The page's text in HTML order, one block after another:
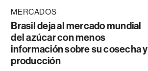
MERCADOS
Brasil deja al mercado mundial
del azúcar con menos
información sobre su cosecha y
producción